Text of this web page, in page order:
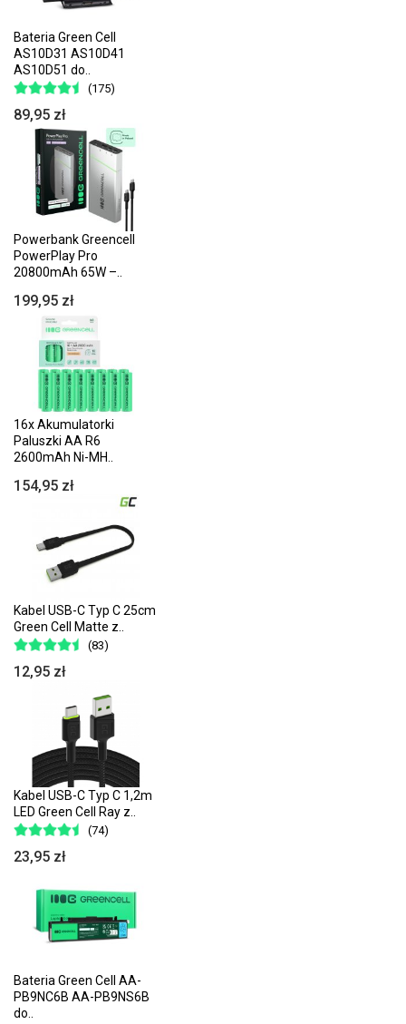
Bateria Green Cell
AS10D31 AS10D41
AS10D51 do..
(175)
89,95 zł
Powerbank Greencell
PowerPlay Pro
20800mAh 65W –..
199,95 zł
16x Akumulatorki
Paluszki AA R6
2600mAh Ni-MH..
154,95 zł
Kabel USB-C Typ C 25cm
Green Cell Matte z..
(83)
12,95 zł
Kabel USB-C Typ C 1,2m
LED Green Cell Ray z..
(74)
23,95 zł
Bateria Green Cell AA-
PB9NC6B AA-PB9NS6B
do..